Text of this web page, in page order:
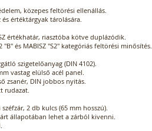
közepes feltörési ellenállás.
értéktárgyak tárolására.
értékhatár, riasztóba kötve duplázódik.
"B" és MABISZ "S2" kategóriás feltörési minősítés.
szigetelőanyag (DIN 4102).
vastag elülső acél panel.
zsanér, DIN jobbos nyitás.
rudazat.
2 db kulcs (65 mm hosszú).
állapotában lehet a zárból kivenni.